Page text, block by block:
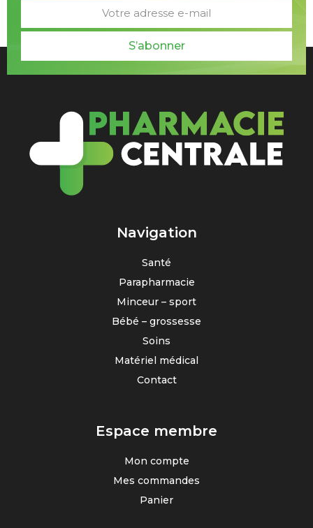
S’abonner
Navigation
Santé
Parapharmacie
Minceur – sport
Bébé – grossesse
Soins
Matériel médical
Contact
Espace membre
Mon compte
Mes commandes
Panier